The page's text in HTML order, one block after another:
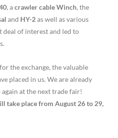
, acrawler cable Winch, the
and HY-2as well as various
deal of interest and led to
the exchange, the valuable
placed in us. We are already
at the next trade fair!
take place from August 26 to 29,